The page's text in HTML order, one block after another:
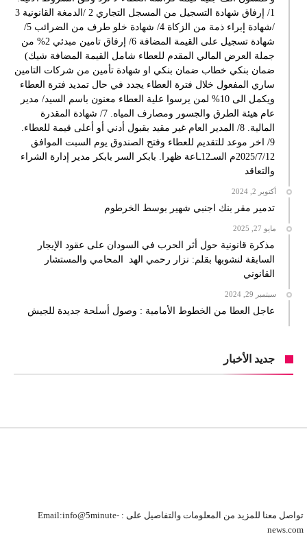
1/ إرفاق شهادة التسجيل من المسجل التجاري 2 /الدمغة القانونية 3
/شهادة إبراء ذمة من الزكاة 4/ شهادة خلو طرف من الضرائب 5/
شهادة تسجيل على القيمة المضافة 6/ إرفاق تامين مبدئي 2% من
جملة العرض المالي المقدم للعطاء شامل القيمة المضافة شيك)
ضمان بنكي خطاب ضمان بنكي او شهادة تأمين من شركات التامين
ساري المفعول خلال فترة العطاء يجدد في حال تمديد فترة العطاء
ويكمل الى 10% لمن يرسوا علية العطاء معنون باسم السيد/ مدير
عام هيئة الطرق والجسور ومصارف المياه. 7/ شهادة المقدرة
المالية. 8/ المدير العام غير مقيد بقبول أدني أو أعلى قيمة للعطاء.
9/ اخر موعد للتقديم للعطاء وفتح الصندوق يوم السبت الموافق
2025/7/12م السـ12ـاعة ظهرا. بابكر السر بابكر مدير إدارة الشراء
والتعاقد
أكتوبر 2, 2024
تدمير مقر بنك اجنبي شهير بوسط الخرطوم
مايو 27, 2025
مذكرة قانونية حول أثر الحرب في السودان على عقود الإيجار
السابقة لنشوبها بقلم: نزار رحمي الهد المحامي والمستشار
القانوني
سبتمبر 29, 2024
عاجل العطا من الخطوط الأمامية : وصول أسلحة جديدة للجيش
جديد الأخبار
تواصل معنا للمزيد من المعلومات والتفاصيل على : Email:info@5minute-
news.com